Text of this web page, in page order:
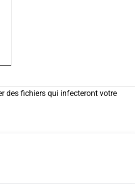
des fichiers qui infecteront votre